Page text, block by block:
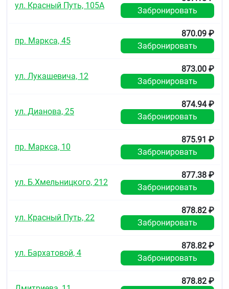
ул. Красный Путь, 105А
Забронировать
пр. Маркса, 45
870.09 ₽
Забронировать
ул. Лукашевича, 12
873.00 ₽
Забронировать
ул. Дианова, 25
874.94 ₽
Забронировать
пр. Маркса, 10
875.91 ₽
Забронировать
ул. Б.Хмельницкого, 212
877.38 ₽
Забронировать
ул. Красный Путь, 22
878.82 ₽
Забронировать
ул. Бархатовой, 4
878.82 ₽
Забронировать
878.82 ₽